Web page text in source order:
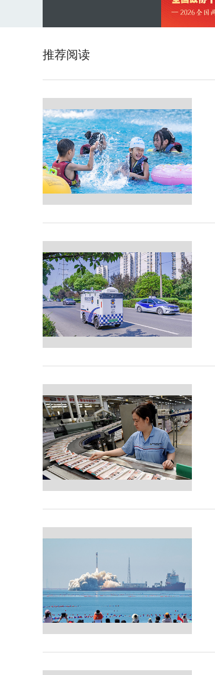
推荐阅读